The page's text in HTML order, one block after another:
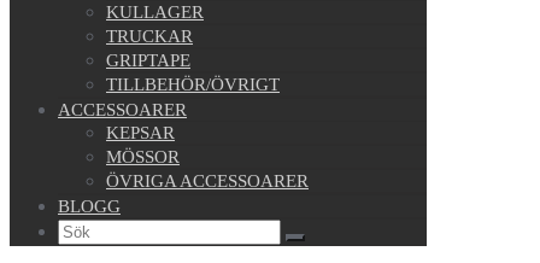
KULLAGER
TRUCKAR
GRIPTAPE
TILLBEHÖR/ÖVRIGT
ACCESSOARER
KEPSAR
MÖSSOR
ÖVRIGA ACCESSOARER
BLOGG